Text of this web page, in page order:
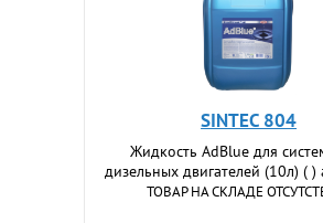
SINTEC 804
Жидкость AdBlue для
дизельных двигателей (10л) ( )
ТОВАР НА СКЛАДЕ